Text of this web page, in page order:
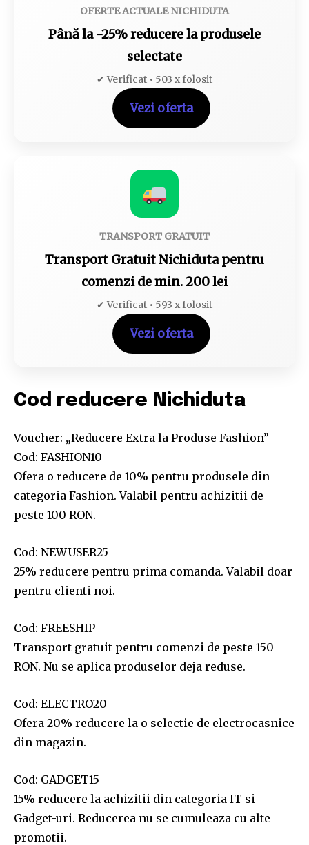
OFERTE ACTUALE NICHIDUTA
Până la -25% reducere la produsele
selectate
✔ Verificat • 503 x folosit
Vezi oferta
TRANSPORT GRATUIT
Transport Gratuit Nichiduta pentru
comenzi de min. 200 lei
✔ Verificat • 593 x folosit
Vezi oferta
Cod reducere Nichiduta
Voucher: „Reducere Extra la Produse Fashion”
Cod: FASHION10
Ofera o reducere de 10% pentru produsele din
categoria Fashion. Valabil pentru achizitii de
peste 100 RON.
Cod: NEWUSER25
25% reducere pentru prima comanda. Valabil doar
pentru clienti noi.
Cod: FREESHIP
Transport gratuit pentru comenzi de peste 150
RON. Nu se aplica produselor deja reduse.
Cod: ELECTRO20
Ofera 20% reducere la o selectie de electrocasnice
din magazin.
Cod: GADGET15
15% reducere la achizitii din categoria IT si
Gadget-uri. Reducerea nu se cumuleaza cu alte
promotii.